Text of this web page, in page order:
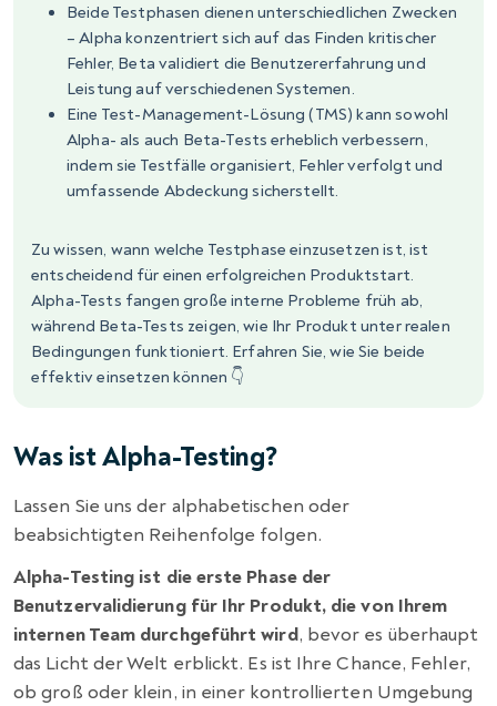
Beide Testphasen dienen unterschiedlichen Zwecken
– Alpha konzentriert sich auf das Finden kritischer
Fehler, Beta validiert die Benutzererfahrung und
Leistung auf verschiedenen Systemen.
Eine Test-Management-Lösung (TMS) kann sowohl
Alpha- als auch Beta-Tests erheblich verbessern,
indem sie Testfälle organisiert, Fehler verfolgt und
umfassende Abdeckung sicherstellt.
Zu wissen, wann welche Testphase einzusetzen ist, ist
entscheidend für einen erfolgreichen Produktstart.
Alpha-Tests fangen große interne Probleme früh ab,
während Beta-Tests zeigen, wie Ihr Produkt unter realen
Bedingungen funktioniert. Erfahren Sie, wie Sie beide
effektiv einsetzen können 👇
Was ist Alpha-Testing?
Lassen Sie uns der alphabetischen oder
beabsichtigten Reihenfolge folgen.
Alpha-Testing ist die erste Phase der
Benutzervalidierung für Ihr Produkt, die von Ihrem
internen Team durchgeführt wird, bevor es überhaupt
das Licht der Welt erblickt. Es ist Ihre Chance, Fehler,
ob groß oder klein, in einer kontrollierten Umgebung